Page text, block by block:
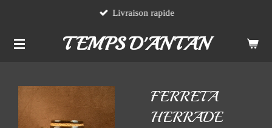
contenu
TEMPS D'ANTAN
Livraison rapide
FERRETA
HERRADE